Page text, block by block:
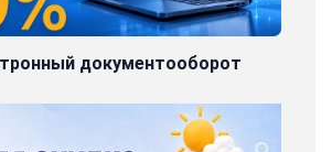
документооборот